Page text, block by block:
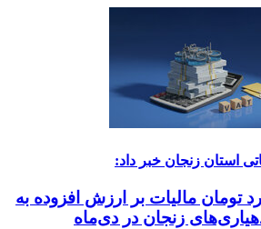
استان زنجان خبر داد:
میلیارد تومان مالیات بر ارزش افزوده به
زنجان در دی‌ماه